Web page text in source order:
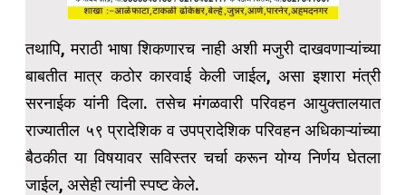
तथापि, मराठी भाषा शिकणारच नाही अशी मजुरी दाखवणाऱ्यांच्या
बाबतीत मात्र कठोर कारवाई केली जाईल, असा इशारा मंत्री
सरनाईक यांनी दिला. तसेच मंगळवारी परिवहन आयुक्तालयात
राज्यातील ५९ प्रादेशिक व उपप्रादेशिक परिवहन अधिकाऱ्यांच्या
बैठकीत या विषयावर सविस्तर चर्चा करून योग्य निर्णय घेतला
जाईल, असेही त्यांनी स्पष्ट केले.